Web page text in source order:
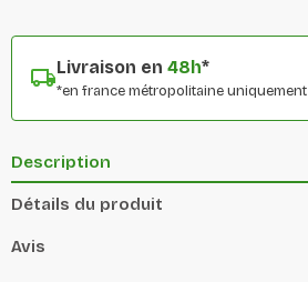
Livraison en 48h*
*en france métropolitaine uniquement
Description
Détails du produit
Avis